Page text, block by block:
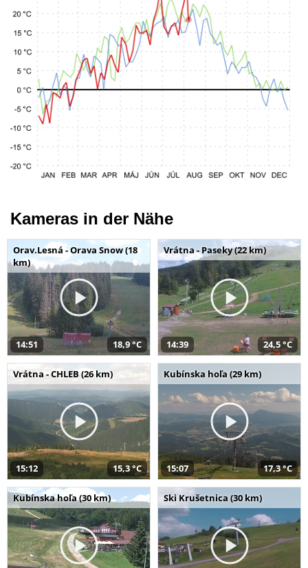
Kameras in der Nähe
Orav.Lesná - Orava Snow (18
km)
14:51 18,9 °C
Vrátna - Paseky (22 km)
14:39 24,5 °C
Vrátna - CHLEB (26 km)
15:12 15,3 °C
Kubínska hoľa (29 km)
15:07 17,3 °C
Kubínska hoľa (30 km) Ski Krušetnica (30 km)